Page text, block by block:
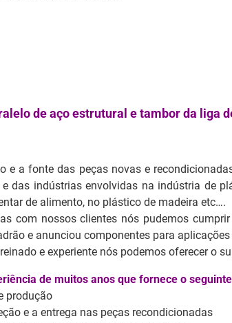
de aço estrutural e tambor da liga
e a fonte das peças novas e
das indústrias envolvidas na indústria de
de alimento, no plástico de madeira etc….
com nossos clientes nós pudemos
e anunciou componentes para
e experiente nós podemos oferecer o
de muitos anos que fornece o
produção
e a entrega nas peças recondicionadas